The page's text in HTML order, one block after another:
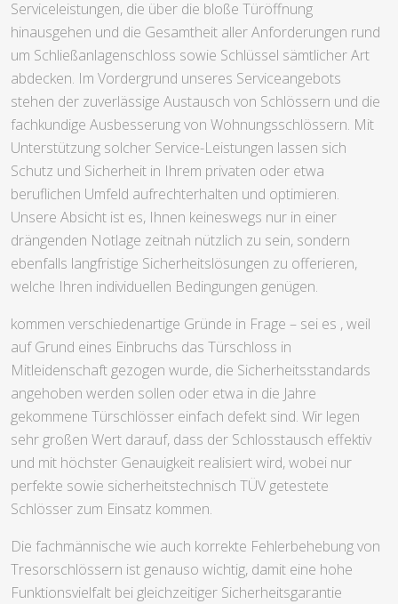
Serviceleistungen, die über die bloße Türöffnung
hinausgehen und die Gesamtheit aller Anforderungen rund
um Schließanlagenschloss sowie Schlüssel sämtlicher Art
abdecken. Im Vordergrund unseres Serviceangebots
stehen der zuverlässige Austausch von Schlössern und die
fachkundige Ausbesserung von Wohnungsschlössern. Mit
Unterstützung solcher Service-Leistungen lassen sich
Schutz und Sicherheit in Ihrem privaten oder etwa
beruflichen Umfeld aufrechterhalten und optimieren.
Unsere Absicht ist es, Ihnen keineswegs nur in einer
drängenden Notlage zeitnah nützlich zu sein, sondern
ebenfalls langfristige Sicherheitslösungen zu offerieren,
welche Ihren individuellen Bedingungen genügen.
kommen verschiedenartige Gründe in Frage – sei es , weil
auf Grund eines Einbruchs das Türschloss in
Mitleidenschaft gezogen wurde, die Sicherheitsstandards
angehoben werden sollen oder etwa in die Jahre
gekommene Türschlösser einfach defekt sind. Wir legen
sehr großen Wert darauf, dass der Schlosstausch effektiv
und mit höchster Genauigkeit realisiert wird, wobei nur
perfekte sowie sicherheitstechnisch TÜV getestete
Schlösser zum Einsatz kommen.
Die fachmännische wie auch korrekte Fehlerbehebung von
Tresorschlössern ist genauso wichtig, damit eine hohe
Funktionsvielfalt bei gleichzeitiger Sicherheitsgarantie